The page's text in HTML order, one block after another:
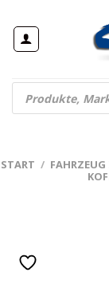
Inhalt
springen
Products
search
START /